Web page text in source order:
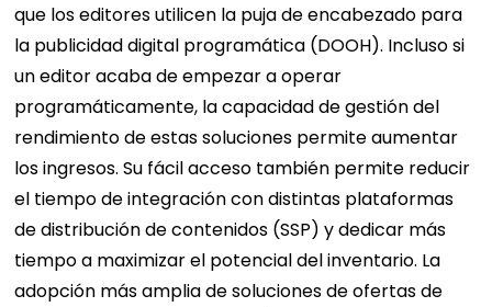
que los editores utilicen la puja de encabezado para
la publicidad digital programática (DOOH). Incluso si
un editor acaba de empezar a operar
programáticamente, la capacidad de gestión del
rendimiento de estas soluciones permite aumentar
los ingresos. Su fácil acceso también permite reducir
el tiempo de integración con distintas plataformas
de distribución de contenidos (SSP) y dedicar más
tiempo a maximizar el potencial del inventario. La
adopción más amplia de soluciones de ofertas de